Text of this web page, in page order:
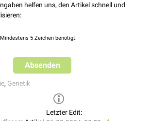
helfen uns, den Artikel schnell und
5 Zeichen benötigt.
Absenden
, Genetik
Letzter Edit: